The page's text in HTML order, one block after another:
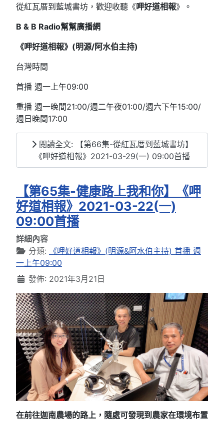
從紅瓦厝到藍城書坊，歡迎收聽《呷好道相報》。
B & B Radio幫幫廣播網
《呷好道相報》(明源/阿水伯主持)
台灣時間
首播 週一上午09:00
重播 週一晚間21:00/週二午夜01:00/週六下午15:00/
週日晚間17:00
閱讀全文: 【第66集-從紅瓦厝到藍城書坊】
《呷好道相報》2021-03-29(一) 09:00首播
【第65集-健康路上我和你】《呷
好道相報》2021-03-22(一)
09:00首播
詳細內容
分類:
《呷好道相報》(明源&阿水伯主持) 首播 週
一上午09:00
發佈: 2021年3月21日
在前往迦南農場的路上，隨處可發現到農家在環境布置